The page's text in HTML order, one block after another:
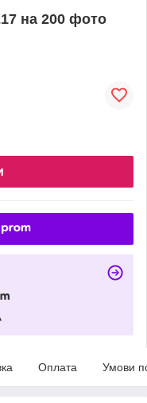
на 200 фото
Оплата Умови